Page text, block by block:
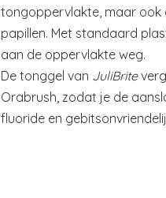
tongoppervlakte, maar ook
papillen. Met standaard
aan de oppervlakte weg.
De tonggel van JuliBrite
Orabrush, zodat je de
fluoride en